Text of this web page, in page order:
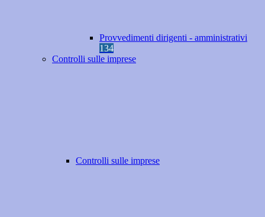
Provvedimenti dirigenti - amministrativi
134
Controlli sulle imprese
Controlli sulle imprese